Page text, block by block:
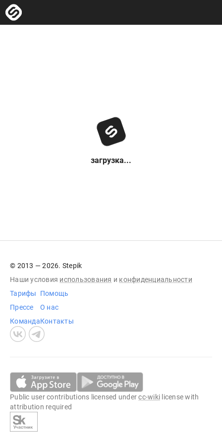
загрузка...
© 2013 — 2026. Stepik
Наши условия использования и конфиденциальности
Тарифы
Прессе
Команда
Помощь
О нас
Контакты
Public user contributions licensed undercc-wiki license with
attribution required